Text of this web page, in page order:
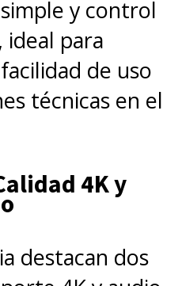
y control
para
de uso
técnicas en el
4K y
destacan dos